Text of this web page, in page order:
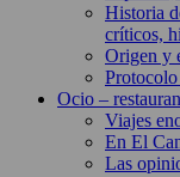
Historia
críticos,
Origen y
Protocolo
Ocio –
Viajes
En El
Las